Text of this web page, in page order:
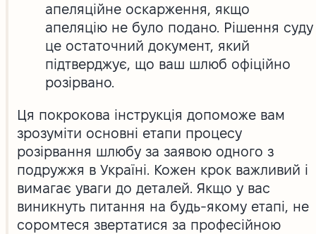
апеляційне оскарження, якщо
апеляцію не було подано. Рішення суду
це остаточний документ, який
підтверджує, що ваш шлюб офіційно
розірвано.
Ця покрокова інструкція допоможе вам
зрозуміти основні етапи процесу
розірвання шлюбу за заявою одного з
подружжя в Україні. Кожен крок важливий і
вимагає уваги до деталей. Якщо у вас
виникнуть питання на будь-якому етапі, не
соромтеся звертатися за професійною